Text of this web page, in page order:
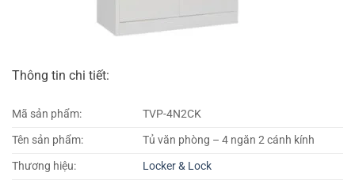
Thông tin chi tiết:
Mã sản phẩm:
TVP-4N2CK
Tên sản phẩm:
Tủ văn phòng – 4 ngăn 2 cánh kính
Thương hiệu:
Locker & Lock